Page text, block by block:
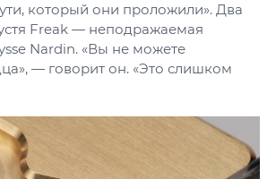
который они проложили». Два
Freak — неподражаемая
Nardin. «Вы не можете
— говорит он. «Это слишком